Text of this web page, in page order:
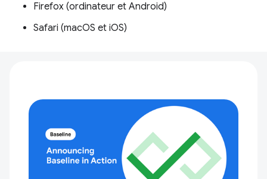
Firefox (ordinateur et Android)
Safari (macOS et iOS)